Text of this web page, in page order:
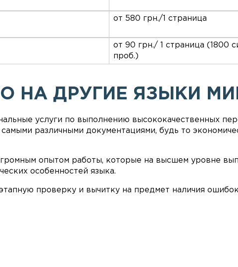
от 580 грн./1 страница
от 90 грн./ 1 страница (1800
проб.)
НА ДРУГИЕ ЯЗЫКИ
услуги по выполнению высококачественных
различными документациями, будь то
опытом работы, которые на высшем уровне
особенностей языка.
проверку и вычитку на предмет наличия